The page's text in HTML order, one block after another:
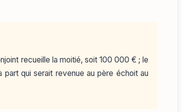
recueille la moitié, soit 100 000 € ; le
qui serait revenue au père échoit au